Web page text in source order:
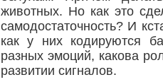
животных. Но как это
самодостаточность? И
как у них кодируются
разных эмоций, какова
развитии сигналов.